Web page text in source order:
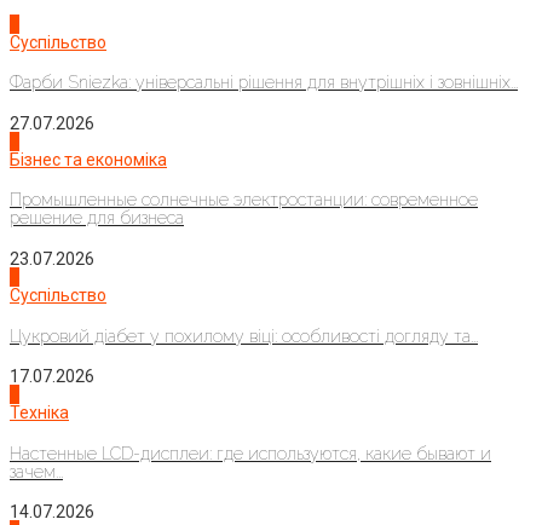
Суспільство
Фарби Sniezka: універсальні рішення для внутрішніх і зовнішніх...
27.07.2026
Бізнес та економіка
Промышленные солнечные электростанции: современное
решение для бизнеса
23.07.2026
Суспільство
Цукровий діабет у похилому віці: особливості догляду та...
17.07.2026
Техніка
Настенные LCD-дисплеи: где используются, какие бывают и
зачем...
14.07.2026